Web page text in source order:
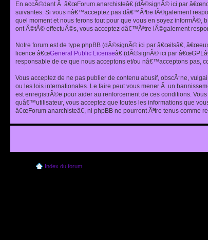
En accÃ©dant Ã â€œForum anarchisteâ€ (dÃ©signÃ© ici par
suivantes. Si vous nâ€™acceptez pas dâ€™Ãªtre lÃ©galement
quel moment et nous ferons tout pour que vous en soyez
ont Ã©tÃ© effectuÃ©s, vous acceptez dâ€™Ãªtre lÃ©galement
Notre forum est de type phpBB (dÃ©signÃ© ici par â€œilsâ€,
licence â€œGeneral Public Licenseâ€ (dÃ©signÃ© ici par
responsable de ce que nous acceptons et/ou nâ€™acceptons pas,
Vous acceptez de ne pas publier de contenu abusif, obscÃ¨ne,
ou les lois internationales. Le faire peut vous mener Ã un
est enregistrÃ©e pour aider au renforcement de ces conditions.
quâ€™utilisateur, vous acceptez que toutes les informations que
â€œForum anarchisteâ€, ni phpBB ne pourront Ãªtre tenus
Index du forum